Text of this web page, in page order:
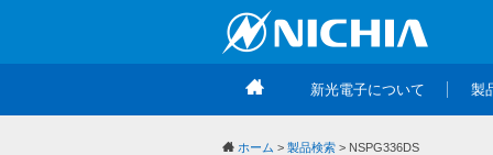
新光電子について 製
ホーム > 製品検索 > NSPG336DS